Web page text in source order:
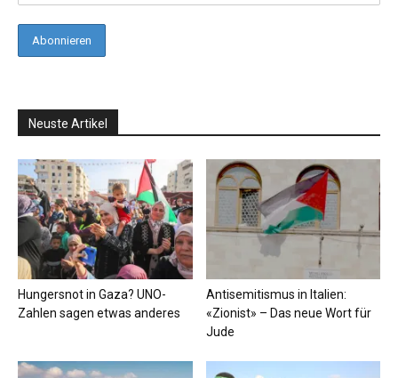
Neuste Artikel
Hungersnot in Gaza? UNO-
Zahlen sagen etwas anderes
Antisemitismus in Italien:
«Zionist» – Das neue Wort für
Jude